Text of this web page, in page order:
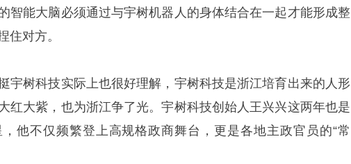
智能大脑必须通过与宇树机器人的身体结合在一起才能形成整
住对方。
宇树科技实际上也很好理解，宇树科技是浙江培育出来的人形
红大紫，也为浙江争了光。宇树科技创始人王兴兴这两年也是
他不仅频繁登上高规格政商舞台，更是各地主政官员的“常